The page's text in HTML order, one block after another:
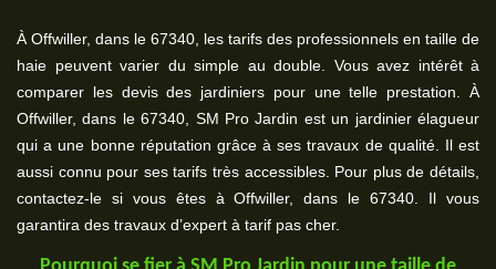
À Offwiller, dans le 67340, les tarifs des professionnels en taille de
haie peuvent varier du simple au double. Vous avez intérêt à
comparer les devis des jardiniers pour une telle prestation. À
Offwiller, dans le 67340, SM Pro Jardin est un jardinier élagueur
qui a une bonne réputation grâce à ses travaux de qualité. Il est
aussi connu pour ses tarifs très accessibles. Pour plus de détails,
contactez-le si vous êtes à Offwiller, dans le 67340. Il vous
garantira des travaux d’expert à tarif pas cher.